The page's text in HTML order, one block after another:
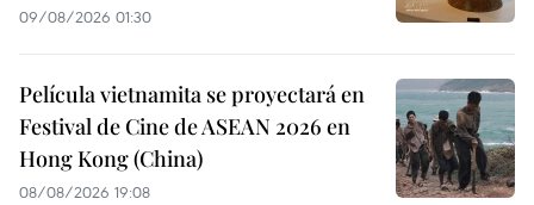
09/08/2026 01:30
Película vietnamita se proyectará en
Festival de Cine de ASEAN 2026 en
Hong Kong (China)
08/08/2026 19:08